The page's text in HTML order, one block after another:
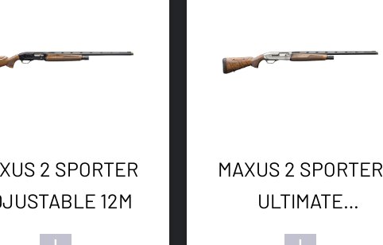
2 SPORTER
12M
MAXUS 2 SPORTER
ULTIMATE
ADJUSTABLE 12M